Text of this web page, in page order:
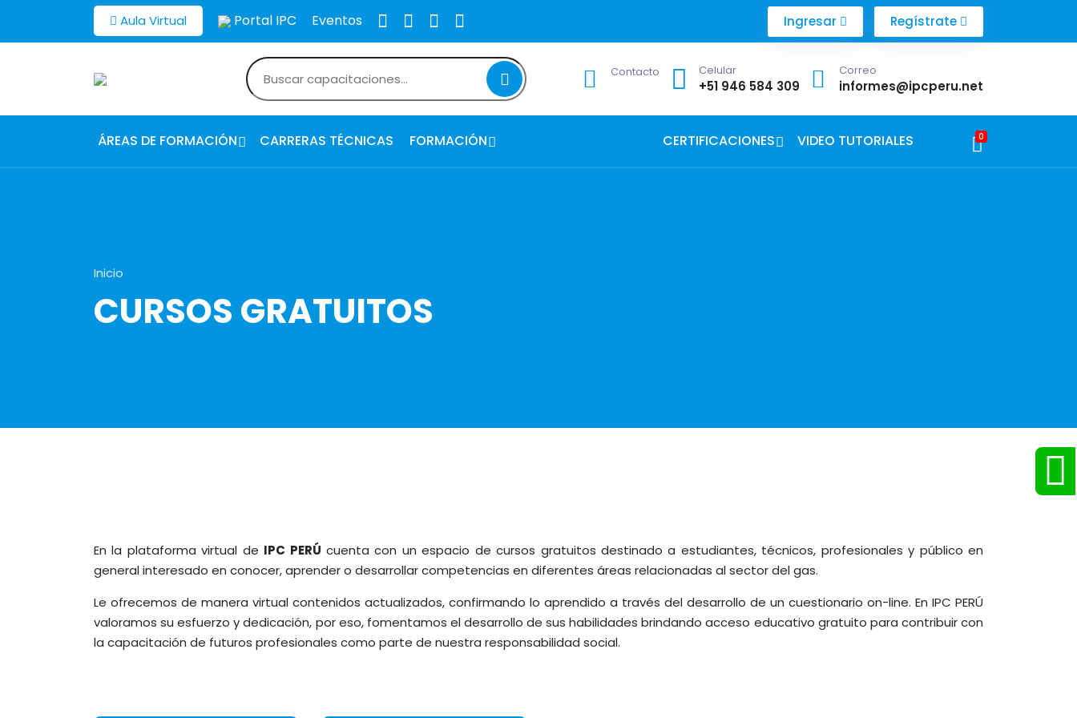
Aula Virtual Portal IPC Eventos Ingresar Regístrate
Contacto Celular
+51 946 584 309
Correo
informes@ipcperu.net
ÁREAS DE FORMACIÓN CARRERAS TÉCNICAS FORMACIÓN CERTIFICACIONES VIDEO TUTORIALES 0
Inicio
CURSOS GRATUITOS
En la plataforma virtual de IPC PERÚ cuenta con un espacio de cursos gratuitos destinado a estudiantes, técnicos, profesionales y público en
general interesado en conocer, aprender o desarrollar competencias en diferentes áreas relacionadas al sector del gas.
Le ofrecemos de manera virtual contenidos actualizados, confirmando lo aprendido a través del desarrollo de un cuestionario on-line. En IPC PERÚ
valoramos su esfuerzo y dedicación, por eso, fomentamos el desarrollo de sus habilidades brindando acceso educativo gratuito para contribuir con
la capacitación de futuros profesionales como parte de nuestra responsabilidad social.